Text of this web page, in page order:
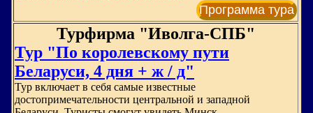
Программа тура
Турфирма "Иволга-СПБ"
Тур "По королевскому пути
Беларуси, 4 дня + ж / д"
Тур включает в себя самые известные
достопримечательности центральной и западной